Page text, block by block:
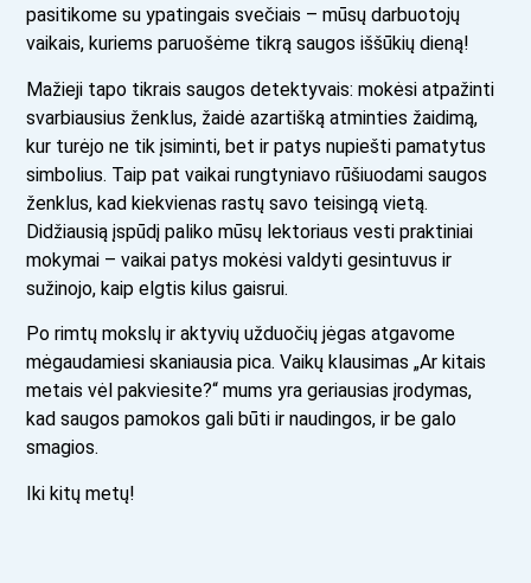
pasitikome su ypatingais svečiais – mūsų darbuotojų
vaikais, kuriems paruošėme tikrą saugos iššūkių dieną!
Mažieji tapo tikrais saugos detektyvais: mokėsi atpažinti
svarbiausius ženklus, žaidė azartišką atminties žaidimą,
kur turėjo ne tik įsiminti, bet ir patys nupiešti pamatytus
simbolius. Taip pat vaikai rungtyniavo rūšiuodami saugos
ženklus, kad kiekvienas rastų savo teisingą vietą.
Didžiausią įspūdį paliko mūsų lektoriaus vesti praktiniai
mokymai – vaikai patys mokėsi valdyti gesintuvus ir
sužinojo, kaip elgtis kilus gaisrui.
Po rimtų mokslų ir aktyvių užduočių jėgas atgavome
mėgaudamiesi skaniausia pica. Vaikų klausimas „Ar kitais
metais vėl pakviesite?“ mums yra geriausias įrodymas,
kad saugos pamokos gali būti ir naudingos, ir be galo
smagios.
Iki kitų metų!